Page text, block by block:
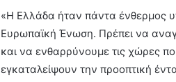
«Η Ελλάδα ήταν πάντα ένθερμος
Ευρωπαϊκή Ένωση. Πρέπει να
και να ενθαρρύνουμε τις χώρες
εγκαταλείψουν την προοπτική